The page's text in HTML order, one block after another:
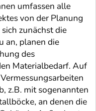
umfassen alle
von der Planung
zunächst die
an, planen die
des
Materialbedarf. Auf
z.B. mit sogenannten
an denen die